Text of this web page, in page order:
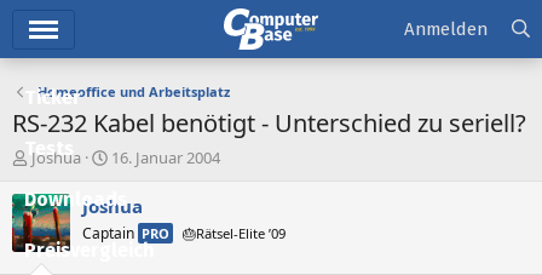
Ticker
Tests
Downloads
Preisvergleich
Anmelden
Homeoffice und Arbeitsplatz
RS-232 Kabel benötigt - Unterschied zu seriell?
E
s
t
e
Joshua
E
s
e
16. Januar 2004
Joshua
Captain PRO 🎂Rätsel-Elite ’09